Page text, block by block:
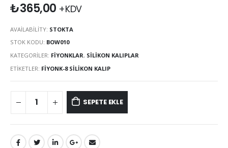
₺365,00 +KDV
AVAILABILITY: STOKTA
STOK KODU: BOW010
KATEGORILER: FIYONKLAR, SILIKON KALIPLAR
ETIKETLER: FIYONK-8 SILIKON KALIP
SEPETE EKLE